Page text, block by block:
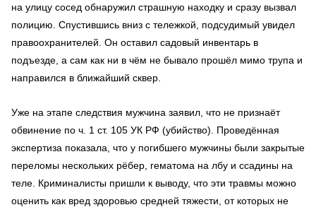
на улицу сосед обнаружил страшную находку и сразу вызвал
полицию. Спустившись вниз с тележкой, подсудимый увидел
правоохранителей. Он оставил садовый инвентарь в
подъезде, а сам как ни в чём не бывало прошёл мимо трупа и
направился в ближайший сквер.
Уже на этапе следствия мужчина заявил, что не признаёт
обвинение по ч. 1 ст. 105 УК РФ (убийство). Проведённая
экспертиза показала, что у погибшего мужчины были закрытые
переломы нескольких рёбер, гематома на лбу и ссадины на
теле. Криминалисты пришли к выводу, что эти травмы можно
оценить как вред здоровью средней тяжести, от которых не